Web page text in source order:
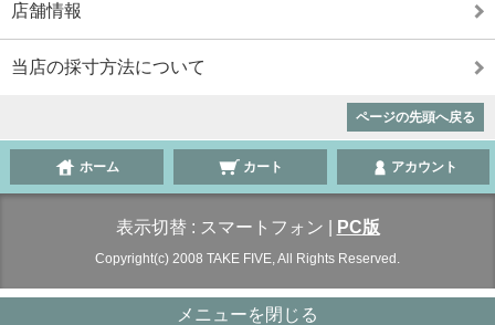
店舗情報
当店の採寸方法について
ページの先頭へ戻る
ホーム カート アカウント
表示切替 : スマートフォン PC版
Copyright(c) 2008 TAKE FIVE, All Rights Reserved.
メニューを閉じる